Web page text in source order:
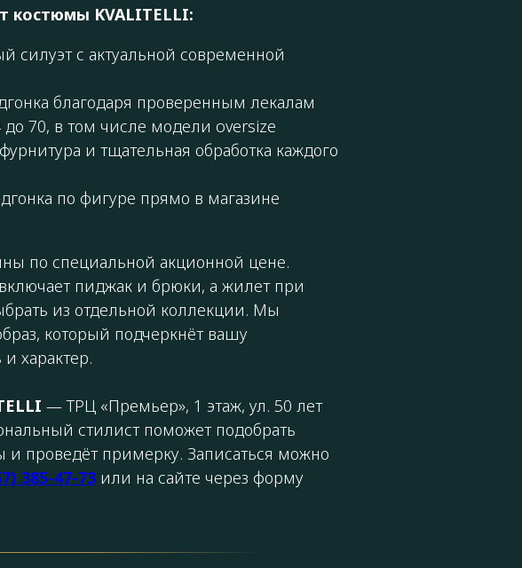
костюмы KVALITELLI:
силуэт с актуальной современной
благодаря проверенным лекалам
70, в том числе модели oversize
и тщательная обработка каждого
по фигуре прямо в магазине
по специальной акционной цене.
пиджак и брюки, а жилет при
из отдельной коллекции. Мы
который подчеркнёт вашу
характер.
— ТРЦ «Премьер», 1 этаж, ул. 50 лет
стилист поможет подобрать
и проведёт примерку. Записаться можно
385-47-73 или на сайте через форму